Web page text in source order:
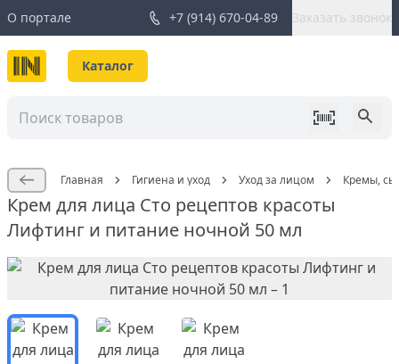
О портале +7 (914) 670-04-89 Заказать звонок
Каталог
Главная Гигиена и уход Уход за лицом Кремы,
Крем для лица Сто рецептов красоты
Лифтинг и питание ночной 50 мл